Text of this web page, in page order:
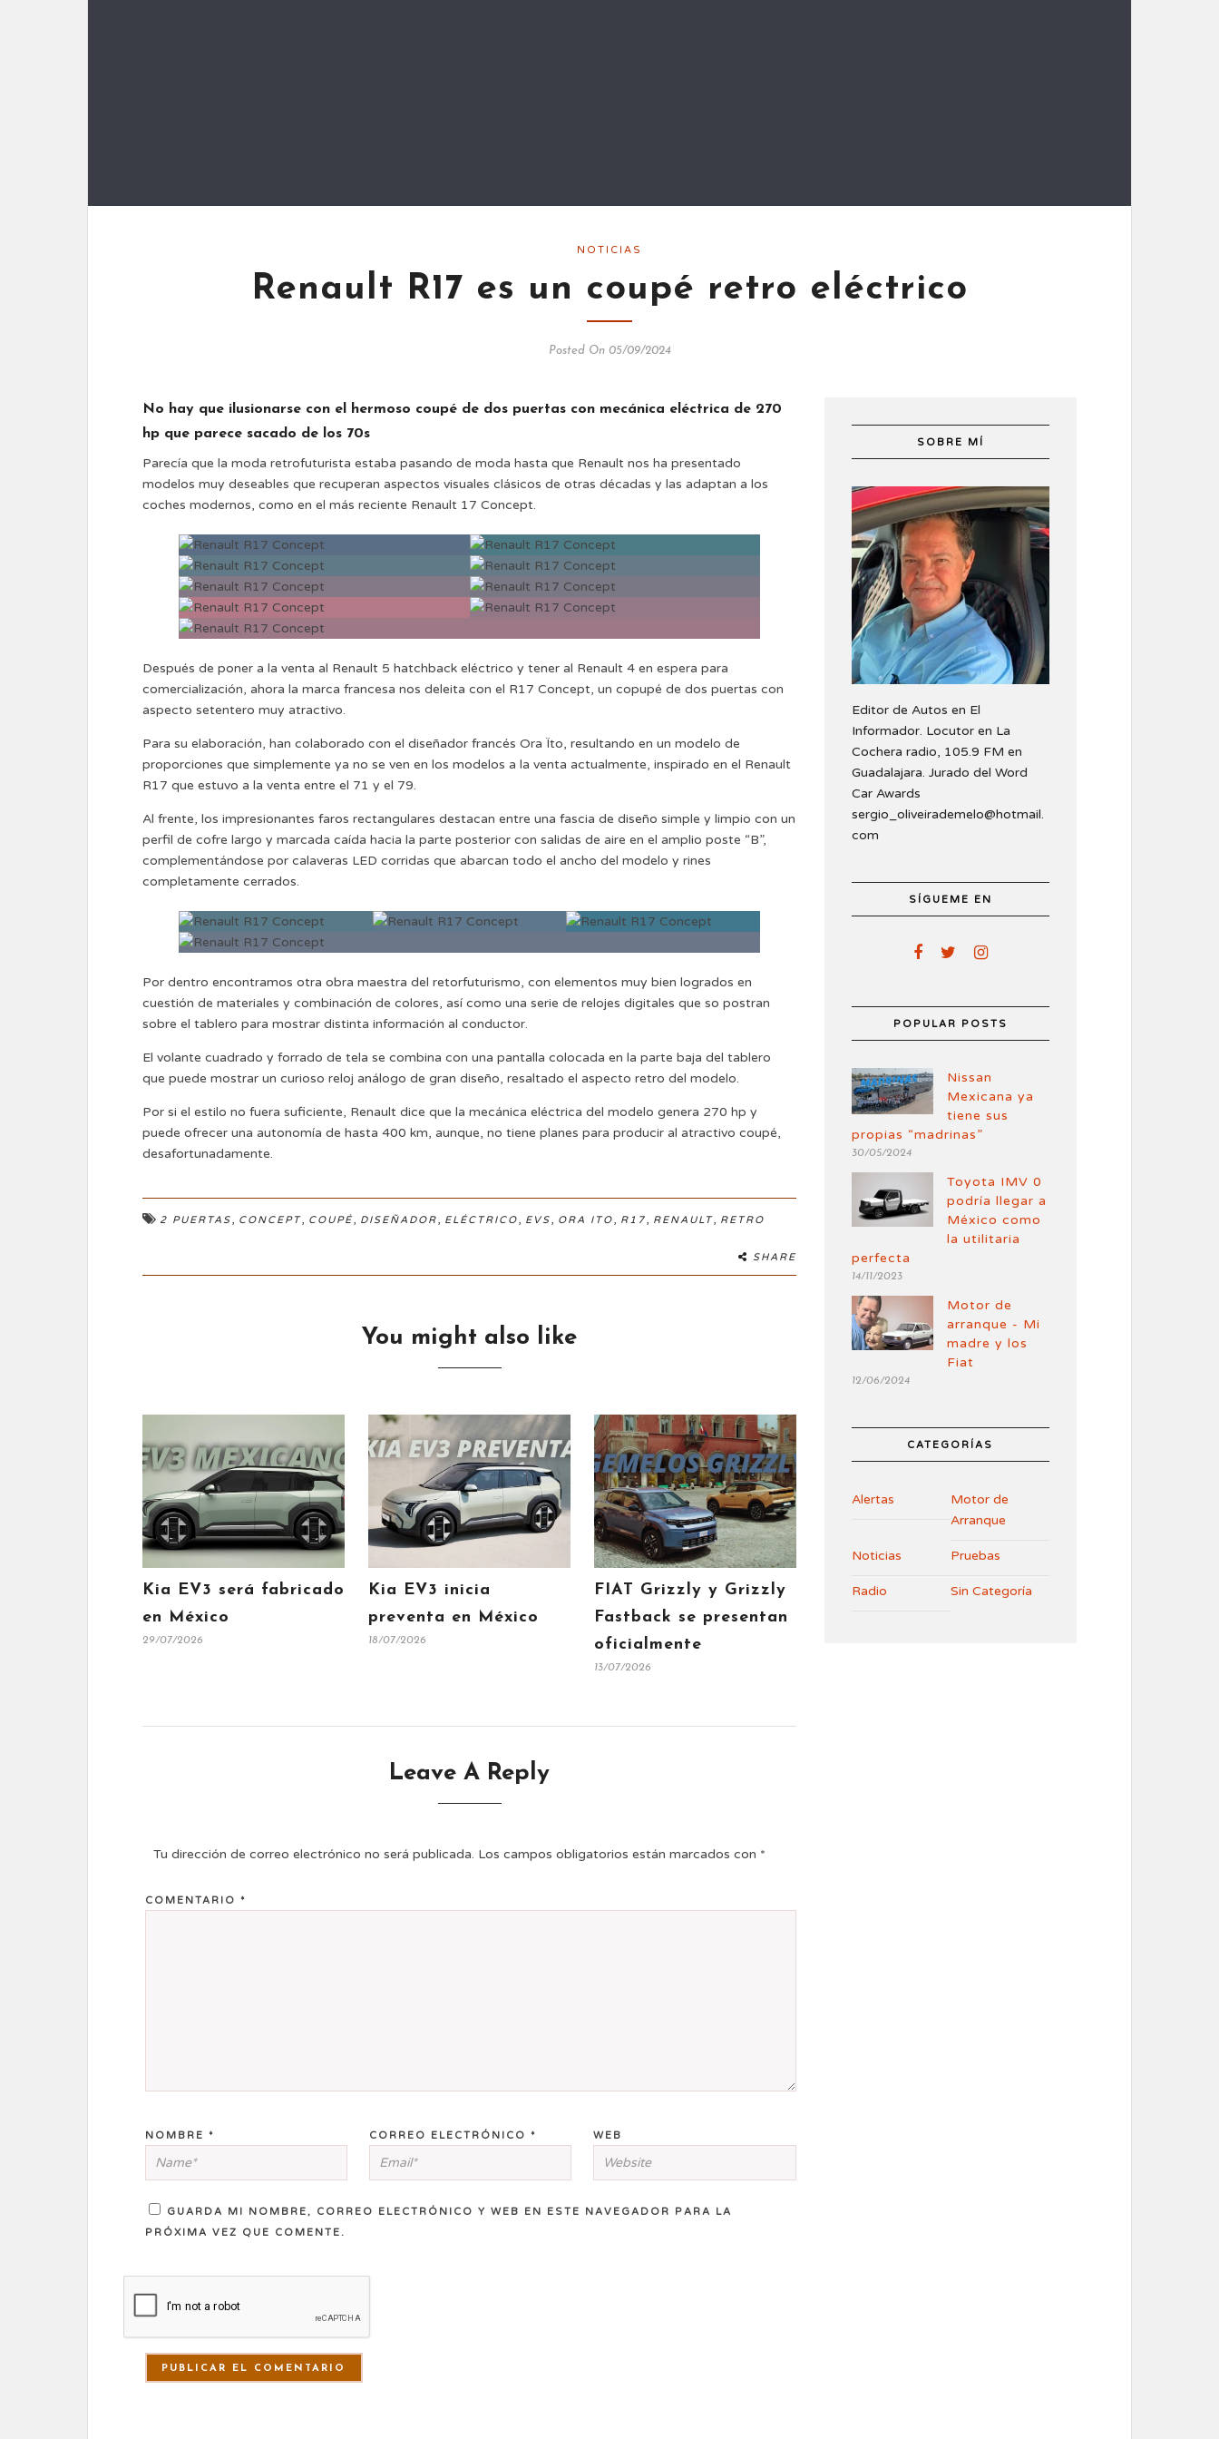
NOTICIAS
Renault R17 es un coupé retro eléctrico
Posted On 05/09/2024
No hay que ilusionarse con el hermoso coupé de dos puertas con mecánica eléctrica de 270
hp que parece sacado de los 70s
Parecía que la moda retrofuturista estaba pasando de moda hasta que Renault nos ha presentado
modelos muy deseables que recuperan aspectos visuales clásicos de otras décadas y las adaptan a los
coches modernos, como en el más reciente Renault 17 Concept.
Después de poner a la venta al Renault 5 hatchback eléctrico y tener al Renault 4 en espera para
comercialización, ahora la marca francesa nos deleita con el R17 Concept, un copupé de dos puertas con
aspecto setentero muy atractivo.
Para su elaboración, han colaborado con el diseñador francés Ora Ïto, resultando en un modelo de
proporciones que simplemente ya no se ven en los modelos a la venta actualmente, inspirado en el Renault
R17 que estuvo a la venta entre el 71 y el 79.
Al frente, los impresionantes faros rectangulares destacan entre una fascia de diseño simple y limpio con un
perfil de cofre largo y marcada caída hacia la parte posterior con salidas de aire en el amplio poste “B”,
complementándose por calaveras LED corridas que abarcan todo el ancho del modelo y rines
completamente cerrados.
Por dentro encontramos otra obra maestra del retorfuturismo, con elementos muy bien logrados en
cuestión de materiales y combinación de colores, así como una serie de relojes digitales que so postran
sobre el tablero para mostrar distinta información al conductor.
El volante cuadrado y forrado de tela se combina con una pantalla colocada en la parte baja del tablero
que puede mostrar un curioso reloj análogo de gran diseño, resaltado el aspecto retro del modelo.
Por si el estilo no fuera suficiente, Renault dice que la mecánica eléctrica del modelo genera 270 hp y
puede ofrecer una autonomía de hasta 400 km, aunque, no tiene planes para producir al atractivo coupé,
desafortunadamente.
2 PUERTAS, CONCEPT, COUPÉ, DISEÑADOR, ELÉCTRICO, EVS, ORA ITO, R17, RENAULT, RETRO
SHARE
You might also like
Kia EV3 será fabricado
en México
29/07/2026
Kia EV3 inicia
preventa en México
18/07/2026
FIAT Grizzly y Grizzly
Fastback se presentan
oficialmente
13/07/2026
Leave A Reply
Tu dirección de correo electrónico no será publicada. Los campos obligatorios están marcados con *
COMENTARIO *
NOMBRE * CORREO ELECTRÓNICO* WEB
GUARDA MI NOMBRE, CORREO ELECTRÓNICO Y WEB EN ESTE NAVEGADOR PARA LA
PRÓXIMA VEZ QUE COMENTE.
SOBRE MÍ
Editor de Autos en El
Informador. Locutor en La
Cochera radio, 105.9 FM en
Guadalajara. Jurado del Word
Car Awards
sergio_oliveirademelo@hotmail.
com
SÍGUEME EN
POPULAR POSTS
Nissan
Mexicana ya
tiene sus
propias “madrinas”
30/05/2024
Toyota IMV 0
podría llegar a
México como
la utilitaria
perfecta
14/11/2023
Motor de
arranque - Mi
madre y los
Fiat
12/06/2024
CATEGORÍAS
Alertas
Motor de
Arranque
Noticias Pruebas
Radio Sin Categoría